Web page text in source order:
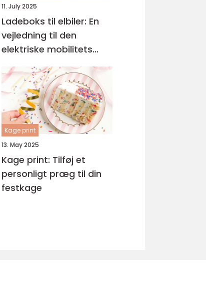
11. July 2025
Ladeboks til elbiler: En
vejledning til den
elektriske mobilitets
fremtid
Kage print
13. May 2025
Kage print: Tilføj et
personligt præg til din
festkage